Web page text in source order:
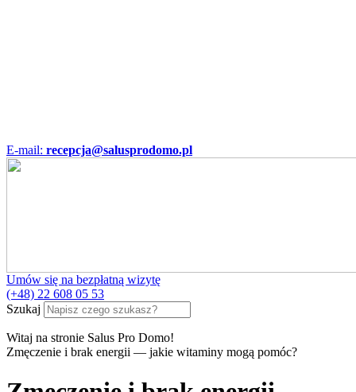
E-mail: recepcja@salusprodomo.pl
Umów się na bezpłatną wizytę
(+48) 22 608 05 53
Szukaj
Witaj na stronie Salus Pro Domo!
Zmęczenie i brak energii — jakie witaminy mogą pomóc?